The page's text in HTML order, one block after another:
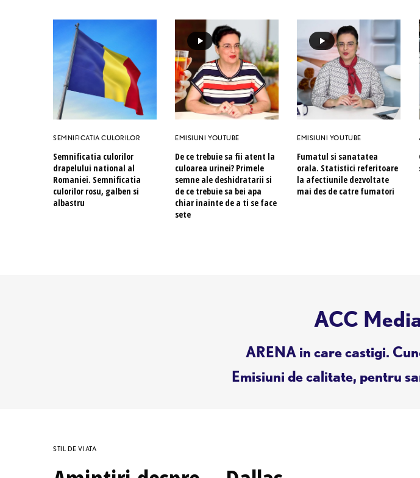
SEMNIFICATIA CULORILOR
Semnificatia culorilor
drapelului national al
Romaniei. Semnificatia
culorilor rosu, galben si
albastru
EMISIUNI YOUTUBE
De ce trebuie sa fii atent la
culoarea urinei? Primele
semne ale deshidratarii si
de ce trebuie sa bei apa
chiar inainte de a ti se face
sete
EMISIUNI YOUTUBE
Fumatul si sanatatea
orala. Statistici referitoare
la afectiunile dezvoltate
mai des de catre fumatori
ACC
ARENA in care castigi.
Emisiuni de calitate, pentru
STIL DE VIATA